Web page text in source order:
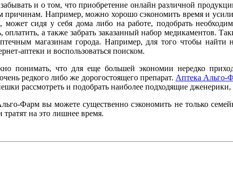
и о том, что приобретение онлайн различной
причинам. Например, можно хорошо сэкономить время и
может сидя у себя дома либо на работе, подобрать
оплатить, а также забрать заказанный набор медикаментов.
магазинам города. Например, для того чтобы найти
аптеки и воспользоваться поиском.
понимать, что для еще большей экономии нередко
редкого либо же дорогостоящего препарат. Аптека Альго-
рассмотреть и подобрать наиболее подходящие
Фарм вы можете существенно сэкономить не только
на это лишнее время.